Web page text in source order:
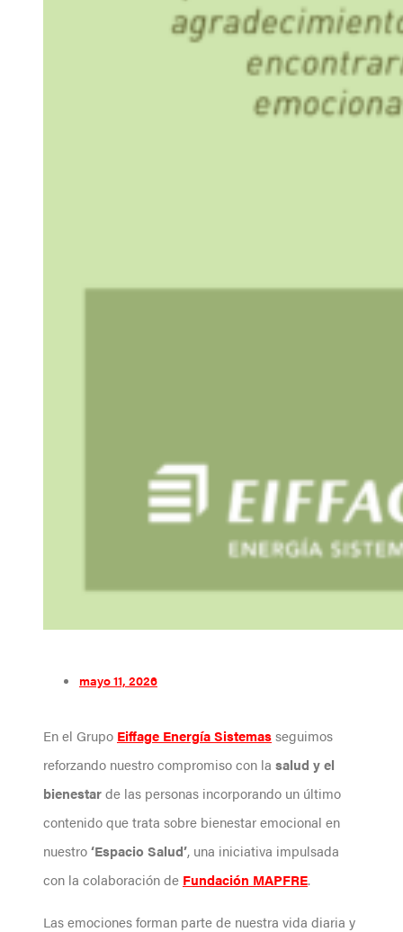
mayo 11, 2026
En el Grupo Eiffage Energía Sistemasseguimos
reforzando nuestro compromiso con la salud y el
bienestarde las personas incorporando un último
contenido que trata sobre bienestar emocional en
nuestro‘Espacio Salud’, una iniciativa impulsada
con la colaboración de Fundación MAPFRE.
Las emociones forman parte de nuestra vida diaria y